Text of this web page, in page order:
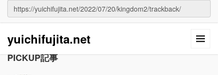
yuichifujita.net
PICKUP記事